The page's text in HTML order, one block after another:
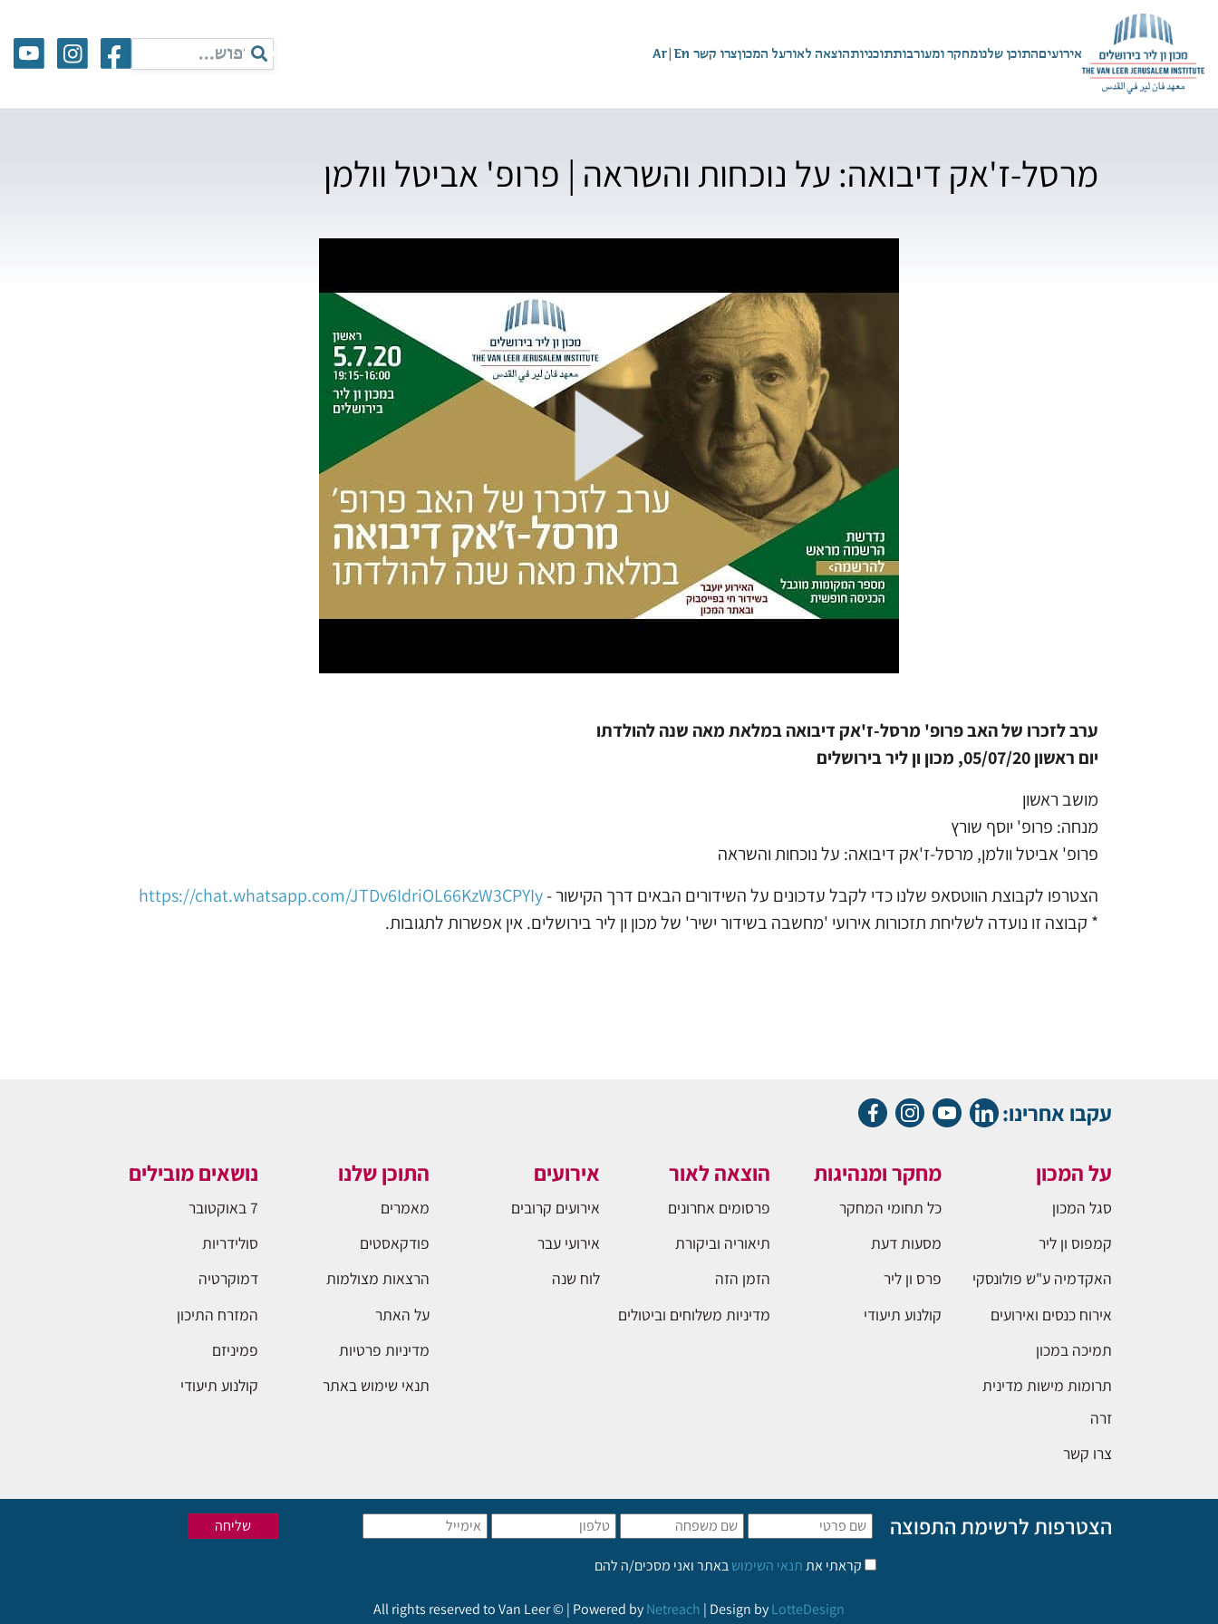
אירועיםהתוכן שלנומחקר ומעורבותתוכניותהוצאה לאורעל המכוןצרו קשר En
|
Ar
מרסל-ז'אק דיבואה: על נוכחות והשראה | פרופ' אביטל וולמן
ערב לזכרו של האב פרופ' מרסל-ז'אק דיבואה במלאת מאה שנה להולדתו
יום ראשון 05/07/20, מכון ון ליר בירושלים
מושב ראשון
מנחה: פרופ' יוסף שורץ
פרופ' אביטל וולמן, מרסל-ז'אק דיבואה: על נוכחות והשראה
הצטרפו לקבוצת הווטסאפ שלנו כדי לקבל עדכונים על השידורים הבאים דרך הקישור -https://chat.whatsapp.com/JTDv6IdriOL66KzW3CPYIy
* קבוצה זו נועדה לשליחת תזכורות אירועי 'מחשבה בשידור ישיר' של מכון ון ליר בירושלים. אין אפשרות לתגובות.
עקבו אחרינו:
על המכון
סגל המכון
קמפוס ון ליר
האקדמיה ע"ש פולונסקי
אירוח כנסים ואירועים
תמיכה במכון
תרומות מישות מדינית
זרה
צרו קשר
מחקר ומנהיגות
כל תחומי המחקר
מסעות דעת
פרס ון ליר
קולנוע תיעודי
הוצאה לאור
פרסומים אחרונים
תיאוריה וביקורת
הזמן הזה
מדיניות משלוחים וביטולים
אירועים
אירועים קרובים
אירועי עבר
לוח שנה
התוכן שלנו
מאמרים
פודקאסטים
הרצאות מצולמות
על האתר
מדיניות פרטיות
תנאי שימוש באתר
נושאים מובילים
7 באוקטובר
סולידריות
דמוקרטיה
המזרח התיכון
פמיניזם
קולנוע תיעודי
הצטרפות לרשימת התפוצה
קראתי אתתנאי השימושבאתר ואני מסכים/ה להם
All rights reserved to Van Leer © | Powered byNetreach | Design byLotteDesign